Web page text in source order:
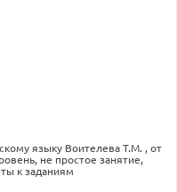
языку Воителева Т.М. , от
не простое занятие,
к заданиям